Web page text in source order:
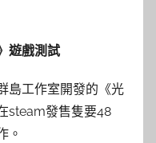
遊戲測試
島工作室開發的《光
steam發售隻要48
。